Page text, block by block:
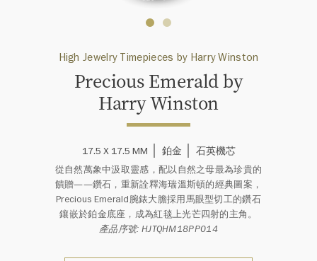
High Jewelry Timepieces by Harry Winston
Precious Emerald by
Harry Winston
17.5 X 17.5 MM 鉑金 石英機芯
從自然萬象中汲取靈感，配以自然之母最為珍貴的
饋贈——鑽石，重新詮釋海瑞溫斯頓的經典圖案，
Precious Emerald腕錶大膽採用馬眼型切工的鑽石
鑲嵌於鉑金底座，成為紅毯上光芒四射的主角。
產品序號: HJTQHM18PP014